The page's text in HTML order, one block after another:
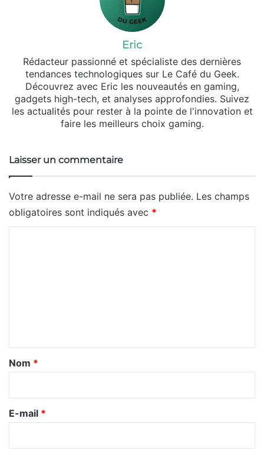
Eric
Rédacteur passionné et spécialiste des dernières
tendances technologiques sur Le Café du Geek.
Découvrez avec Eric les nouveautés en gaming,
gadgets high-tech, et analyses approfondies. Suivez
les actualités pour rester à la pointe de l'innovation et
faire les meilleurs choix gaming.
Laisser un commentaire
Votre adresse e-mail ne sera pas publiée. Les champs
obligatoires sont indiqués avec *
a
r
e
Nom *
E-mail *